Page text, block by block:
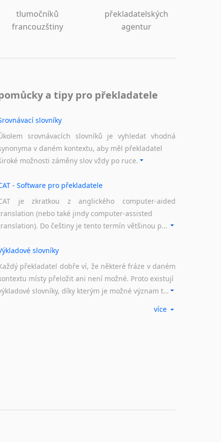
tlumočníků
francouzštiny
překladatelských
agentur
a tipy pro překladatele
slovníky
srovnávacích slovníků je vyhledat vhodná
v daném kontextu, aby měl překladatel
možnosti záměny slov vždy po ruce.
- Software pro překladatele
je zkratkou z anglického computer-aided
(nebo také jindy computer-assisted
translation). Do češtiny je tento termín většinou překládán jako počítačem podporovaný překlad či překlad podporovaný počítačem. Nástroje CAT ukládají překládané fráze a při dalším překladu vám je automaticky nabízejí, takže se již nemusíte zdržovat s jejich dalším překládáním.
slovníky
překladatel dobře ví, že některé fráze v daném
místy přeložit ani není možné. Proto existují
výkladové slovníky, díky kterým je možné význam takovýchto frází rozklíčovat.
více